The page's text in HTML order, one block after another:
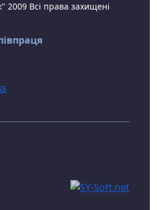
2009 Всі права захищені